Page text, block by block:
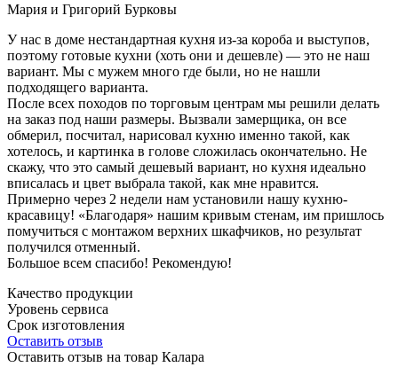
Мария и Григорий Бурковы
У нас в доме нестандартная кухня из-за короба и выступов,
поэтому готовые кухни (хоть они и дешевле) — это не наш
вариант. Мы с мужем много где были, но не нашли
подходящего варианта.
После всех походов по торговым центрам мы решили делать
на заказ под наши размеры. Вызвали замерщика, он все
обмерил, посчитал, нарисовал кухню именно такой, как
хотелось, и картинка в голове сложилась окончательно. Не
скажу, что это самый дешевый вариант, но кухня идеально
вписалась и цвет выбрала такой, как мне нравится.
Примерно через 2 недели нам установили нашу кухню-
красавицу! «Благодаря» нашим кривым стенам, им пришлось
помучиться с монтажом верхних шкафчиков, но результат
получился отменный.
Большое всем спасибо! Рекомендую!
Качество продукции
Уровень сервиса
Срок изготовления
Оставить отзыв
Оставить отзыв на товар Калара